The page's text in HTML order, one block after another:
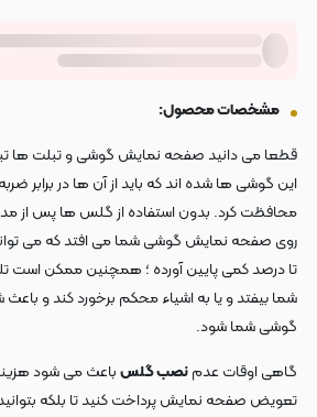
مشخصات محصول:
قطعا می دانید صفحه نمایش گوشی و تبلت ها
این گوشی ها شده اند که باید از آن ها در برابر
محافظت کرد. بدون استفاده از گلس ها پس از
روی صفحه نمایش گوشی شما می افتد که می
تا درصد کمی پایین آورده ؛ همچنین ممکن است
شما بیفتد و یا به اشیاء محکم برخورد کند و
گوشی شما شود.
گاهی اوقات عدمنصب گلسباعث می شود
تعویض صفحه نمایش پرداخت کنید تا بلکه بتوانید